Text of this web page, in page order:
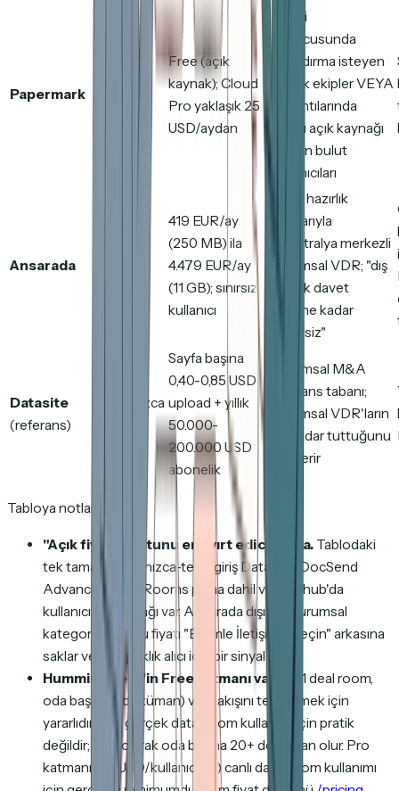
Papermark
Free (açık
kaynak); Cloud
Pro yaklaşık 25
USD/aydan
Kendi
sunucusunda
barındırma isteyen
teknik ekipler VEYA
AI alıntılarında
güçlü açık kaynağı
arayan bulut
kullanıcıları
Ansarada
419 EUR/ay
(250 MB) ila
4.479 EUR/ay
(11 GB); sınırsız
kullanıcı
İşlem hazırlık
araçlarıyla
Avustralya merkezli
kurumsal VDR; "dış
konuk davet
edilene kadar
ücretsiz"
Datasite
(referans)
Yalnızca
Sayfa başına
0,40-0,85 USD
upload + yıllık
50.000-
200.000 USD
abonelik
Kurumsal M&A
referans tabanı;
kurumsal VDR'ların
ne kadar tuttuğunu
gösterir
Tabloya notlar:
"Açık fiyat?" sütunu en ayırt edici parça. Tablodaki
tek tamamen yalnızca-teklif giriş Datasite; DocSend
Advanced Data Rooms plana dahil ve Onehub'da
kullanıcı başı tuzağı var. Ansarada dışında kurumsal
kategorinin çoğu fiyatı "Bizimle İletişime Geçin" arkasına
saklar ve bu opaklık alıcı için bir sinyaldir.
HummingDeck'in Free katmanı vardır
(1 deal room,
oda başına 3 doküman) ve iş akışını test etmek için
yararlıdır ama gerçek data-room kullanımı için pratik
değildir; tipik olarak oda başına 20+ doküman olur. Pro
katmanı (25 USD/kullanıcı/ay) canlı data-room kullanımı